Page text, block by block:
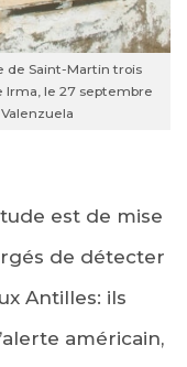
de Saint-Martin trois
Irma, le 27 septembre
est de mise
de détecter
Antilles: ils
américain,